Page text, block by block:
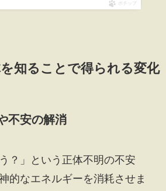
ポチップ
知ることで得られる変化
不安の解消
？」という正体不明の不安
的なエネルギーを消耗させま